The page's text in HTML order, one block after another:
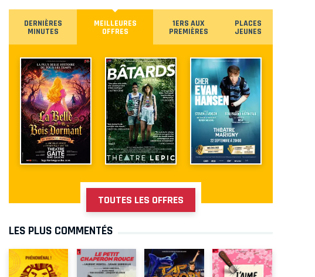
DERNIÈRES
MINUTES
MEILLEURES
OFFRES
1ERS AUX
PREMIÈRES
PLACES
JEUNES
TOUTES LES OFFRES
LES PLUS COMMENTÉS